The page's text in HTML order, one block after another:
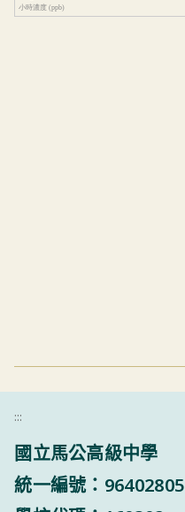
:::
國立馬公高級中學
統一編號：96402805